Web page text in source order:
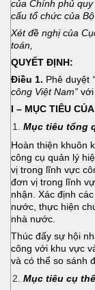
của Chính phủ
cấu tổ chức của
Xét đề nghị của
toán,
QUYẾT ĐỊNH:
Điều 1. Phê duyệt
công Việt Nam”
I – MỤC TIÊU
Mục tiêu tổng
Hoàn thiện khuôn
công cụ quản lý
vị trong lĩnh vực
đơn vị trong lĩnh
nhận. Xác định
nước, thực hiện
nhà nước.
Thúc đẩy sự hội
công với khu vực
và có thể so sánh
Mục tiêu cụ